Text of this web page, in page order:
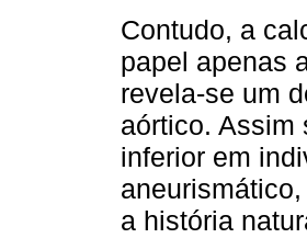
Contudo, a
papel apenas
revela-se um
aórtico. Assim
inferior em
a história